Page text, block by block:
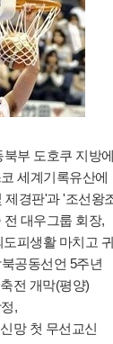
부 도호쿠 지방
세계기록유산에
제경판'과 '조선왕
대우그룹 회장,
피생활 마치고
공동선언 5주년
전 개막(평양)
,
망 첫 무선교신